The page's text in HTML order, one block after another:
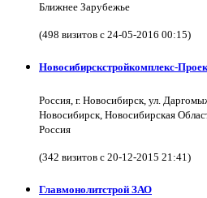
Ближнее Зарубежье
(498 визитов с 24-05-2016 00:15)
Новосибирскстройкомплекс-
Россия, г. Новосибирск, ул.
Новосибирск, Новосибирская
Россия
(342 визитов с 20-12-2015 21:41)
Главмонолитстрой ЗАО